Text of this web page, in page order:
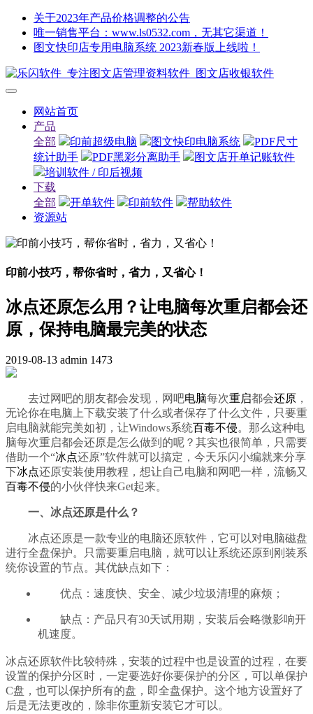
关于2023年产品价格调整的公告
唯一销售平台：www.ls0532.com，无其它渠道！
图文快印店专用电脑系统 2023新春版上线啦！
网站首页
产品
全部
印前超级电脑 图文快印电脑系统
PDF尺寸
统计助手
PDF黑彩分离助手
图文店开单记账软件
培训软件 / 印后视频
下载
全部
开单软件 印前软件
帮助软件
资源站
印前小技巧，帮你省时，省力，又省心！
冰点还原怎么用？让电脑每次重启都会还
原，保持电脑最完美的状态
2019-08-13 admin 1473
去过网吧的朋友都会发现，网吧电脑每次重启都会还原 ，
无论你在电脑上下载安装了什么或者保存了什么文件，只要重
启电脑就能完美如初，让Windows系统百毒不侵。那么这种电
脑每次重启都会还原是怎么做到的呢？其实也很简单，只需要
借助一个“冰点还原”软件就可以搞定，今天乐闪小编就来分享
下冰点还原安装使用教程，想让自己电脑和网吧一样，流畅又
百毒不侵的小伙伴快来Get起来。
一、冰点还原是什么？
冰点还原是一款专业的电脑还原软件，它可以对电脑磁盘
进行全盘保护。只需要重启电脑，就可以让系统还原到刚装系
统你设置的节点。其优缺点如下：
优点：速度快、安全、减少垃圾清理的麻烦；
缺点：产品只有30天试用期，安装后会略微影响开
机速度。
冰点还原软件比较特殊，安装的过程中也是设置的过程，在要
设置的保护分区时，一定要选好你要保护的分区，可以单保护
C盘，也可以保护所有的盘，即全盘保护。这个地方设置好了
后是无法更改的，除非你重新安装它才可以。